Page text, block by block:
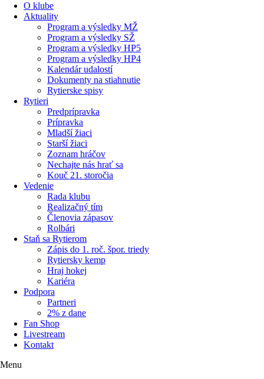
O klube
Aktuality
Program a výsledky MŽ
Program a výsledky SŽ
Program a výsledky HP5
Program a výsledky HP4
Kalendár udalostí
Dokumenty na stiahnutie
Rytierske spisy
Rytieri
Predprípravka
Prípravka
Mladší žiaci
Starší žiaci
Zoznam hráčov
Nechajte nás hrať sa
Kouč 21. storočia
Vedenie
Rada klubu
Realizačný tím
Členovia zápasov
Rolbári
Staň sa Rytierom
Zápis do 1. roč. špor. triedy
Rytiersky kemp
Hraj hokej
Kariéra
Podpora
Partneri
2% z dane
Fan Shop
Livestream
Kontakt
Menu